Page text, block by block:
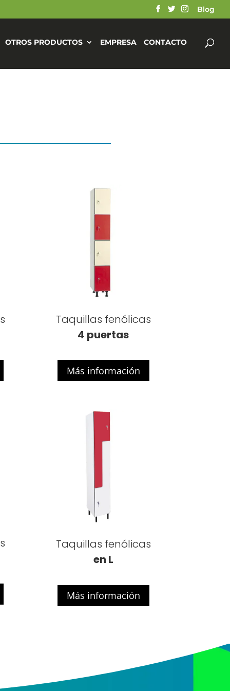
Blog
OTROS PRODUCTOS EMPRESA CONTACTO
Taquillas fenólicas
4 puertas
Más información
Taquillas fenólicas
en L
Más información